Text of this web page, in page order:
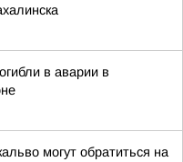
в аварии в
могут обратиться на